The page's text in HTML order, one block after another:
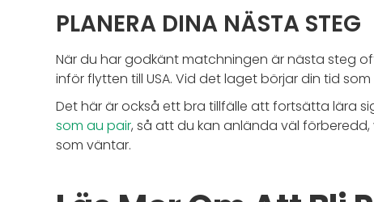
PLANERA DINA NÄSTA STEG
När du har godkänt matchningen är nästa steg
inför flytten till USA. Vid det laget börjar din tid
Det här är också ett bra tillfälle att fortsätta lära
som au pair, så att du kan anlända väl
som väntar.